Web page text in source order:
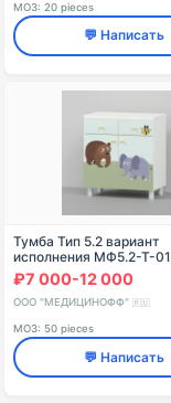
МОЗ: 20 pieces
💬 Написать
Тумба Тип 5.2 вариант
исполнения МФ5.2-Т-01
₽7 000-12 000
ООО "МЕДИЦИНОФФ" 🇷🇺
МОЗ: 50 pieces
💬 Написать